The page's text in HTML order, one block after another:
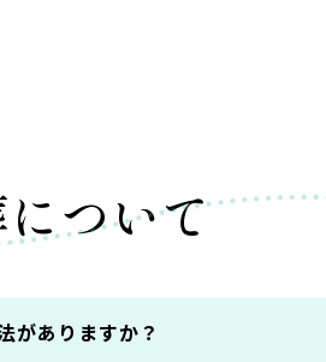
ついて
がありますか？